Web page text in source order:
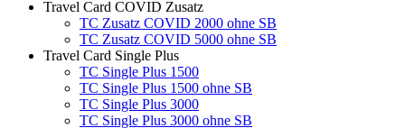
Travel Card COVID Zusatz
TC Zusatz COVID 2000 ohne SB
TC Zusatz COVID 5000 ohne SB
Travel Card Single Plus
TC Single Plus 1500
TC Single Plus 1500 ohne SB
TC Single Plus 3000
TC Single Plus 3000 ohne SB